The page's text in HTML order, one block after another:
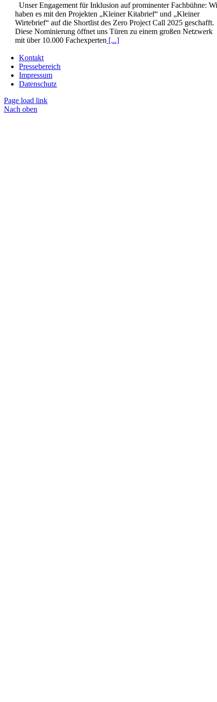
Unser Engagement für Inklusion auf prominenter Fachbühne:
haben es mit den Projekten „Kleiner Kitabrief“ und „Kleiner
Wirtebrief“ auf die Shortlist des Zero Project Call 2025 geschafft.
Diese Nominierung öffnet uns Türen zu einem großen Netzwerk
mit über 10.000 Fachexperten [...]
Kontakt
Pressebereich
Impressum
Datenschutz
Page load link
Nach oben